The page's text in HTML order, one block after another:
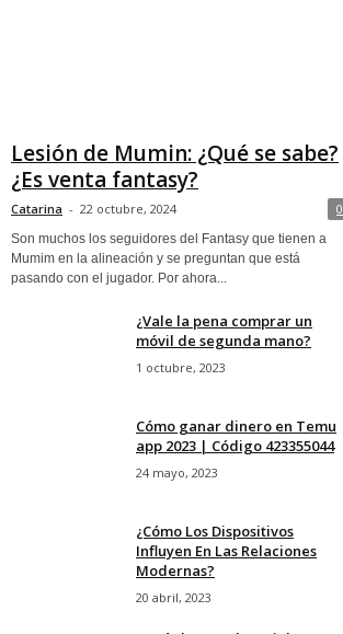
Lesión de Mumin: ¿Qué se sabe?
¿Es venta fantasy?
Catarina - 22 octubre, 2024 0
Son muchos los seguidores del Fantasy que tienen a
Mumim en la alineación y se preguntan que está
pasando con el jugador. Por ahora...
¿Vale la pena comprar un
móvil de segunda mano?
1 octubre, 2023
Cómo ganar dinero en Temu
app 2023 | Código 423355044
24 mayo, 2023
¿Cómo Los Dispositivos
Influyen En Las Relaciones
Modernas?
20 abril, 2023